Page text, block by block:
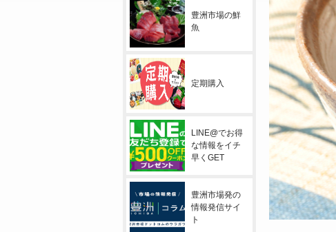
豊洲市場の鮮
魚
定期購入
LINE@でお得
な情報をイチ
早くGET
豊洲市場発の
情報発信サイ
ト